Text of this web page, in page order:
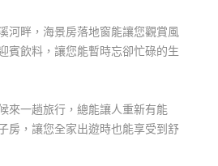
河畔，海景房落地窗能讓您觀賞風
賓飲料，讓您能暫時忘卻忙碌的生
來一趟旅行，總能讓人重新有能
房，讓您全家出遊時也能享受到舒